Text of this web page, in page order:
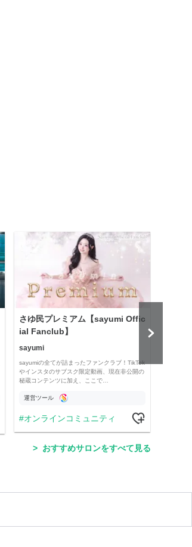
さゆ民プレミアム【sayumi Offic
ial Fanclub】
sayumi
sayumiの全てが詰まったファンクラブ！TikTok
やインスタのサブスク限定動画、現在非公開の
秘蔵コンテンツに加え、ここで…
運営ツール
オンラインコミュニティ
おすすめサロンをすべて見る